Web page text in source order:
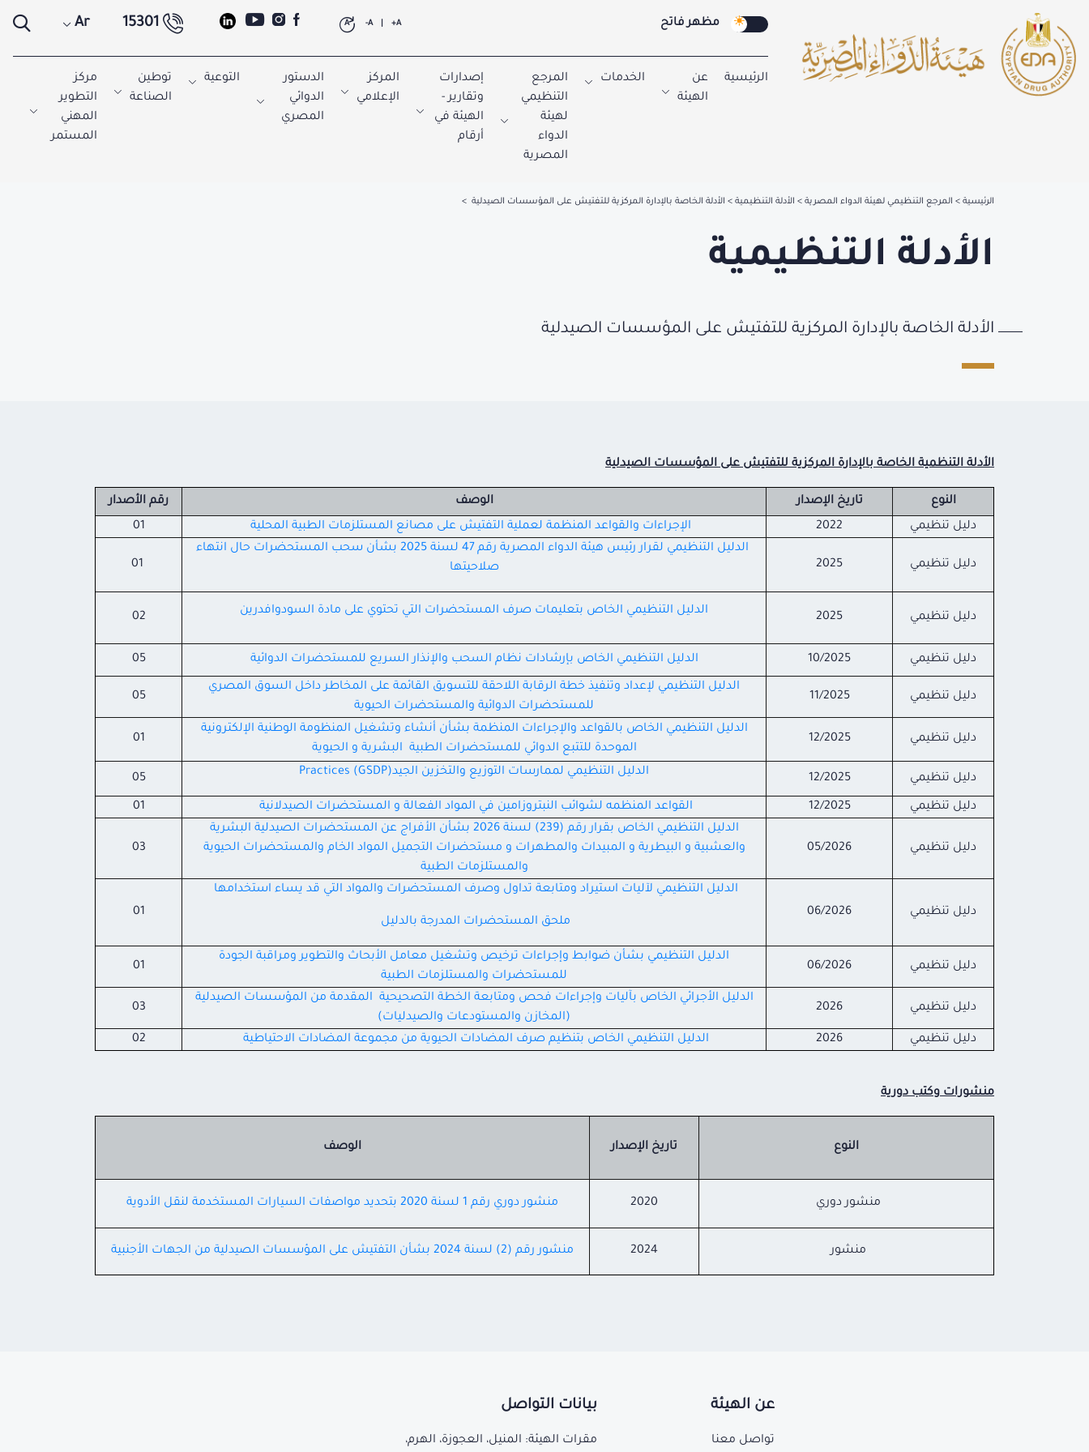
مظهر فاتح A+
A-
A
15301
Ar
الرئيسية
عن
الهيئة
الخدمات
المرجع
التنظيمي
لهيئة
الدواء
المصرية
إصدارات
وتقارير -
الهيئة في
أرقام
المركز
الإعلامي
الدستور
الدوائي
المصري
التوعية
توطين
الصناعة
مركز
التطوير
المهني
المستمر
الرئيسية المرجع التنظيمي لهيئة الدواء المصرية الأدلة التنظيمية الأدلة الخاصة بالإدارة المركزية للتفتيش على المؤسسات الصيدلية
الأدلة التنظيمية
الأدلة الخاصة بالإدارة المركزية للتفتيش على المؤسسات الصيدلية
الأدلة التنظمية الخاصة بالإدارة المركزية للتفتيش على المؤسسات الصيدلية
النوع تاريخ الإصدار الوصف
رقم الأصدار
دليل تنظيمي
2022 الإجراءات والقواعد المنظمة لعملية التفتيش على مصانع المستلزمات الطبية المحلية 01
دليل تنظيمي 2025
الدليل التنظيمي لقرار رئيس هيئة الدواء المصرية رقم 47 لسنة 2025 ﺑﺸﺄن ﺳﺤﺐ اﻟﻤﺴﺘﺤﻀﺮات حال انتهاء
صلاحيتها
دليل تنظيمي 2025 الدليل التنظيمي الخاص بتعليمات صرف المستحضرات التي تحتوي على مادة السودوافدرين 02
دليل تنظيمي 10/2025 الدليل التنظيمي الخاص بإرشادات نظام السحب والإنذار السريع للمستحضرات الدوائية 05
دليل تنظيمي 11/2025
الدليل التنظيمي لإعداد وتنفيذ خطة الرقابة اللاحقة للتسويق القائمة على المخاطر داخل السوق المصري
للمستحضرات الدوائية والمستحضرات الحيوية
05
دليل تنظيمي 12/2025
الدليل التنظيمي الخاص بالقواعد والإجراءات المنظمة بشأن أنشاء وتشغيل المنظومة الوطنية الإلكترونية
الموحدة للتتبع الدوائي للمستحضرات الطبية البشرية و الحيوية
01
دليل تنظيمي 12/2025 الدليل التنظيمي لممارسات التوزيع والتخزين الجيدPractices (GSDP) 05
دليل تنظيمي 12/2025 القواعد المنظمه لشوائب النبتروزامين في المواد الفعالة و المستحضرات الصيدلانية 01
دليل تنظيمي 05/2026
الدليل التنظيمي الخاص بقرار رقم (239) لسنة 2026 بشأن الأفراج عن المستحضرات الصيدلية البشرية
والعشبية و البيطرية و المبيدات والمطهرات و مستحضرات التجميل المواد الخام والمستحضرات الحيوية
والمستلزمات الطبية
03
دليل تنظيمي 06/2026
الدليل التنظيمي لآليات استيراد ومتابعة تداول وصرف المستحضرات والمواد التي قد يساء استخدامها
ملحق المستحضرات المدرجة بالدليل
01
دليل تنظيمي 06/2026
الدليل التنظيمي بشأن ضوابط وإجراءات ترخيص وتشغيل معامل الأبحاث والتطوير ومراقبة الجودة
للمستحضرات والمستلزمات الطبية
01
دليل تنظيمي 2026
الدليل الأجرائي الخاص بآليات وإجراءات فحص ومتابعة الخطة التصحيحية المقدمة من المؤسسات الصيدلية
(المخازن والمستودعات والصيدليات)
03
دليل تنظيمي 2026 الدليل التنظيمي الخاص بتنظيم صرف المضادات الحيوية من مجموعة المضادات الاحتياطية 02
منشورات وكتب دورية
النوع تاريخ الإصدار الوصف
منشور دوري 2020 منشور دوري رقم 1 لسنة 2020 بتحديد مواصفات السيارات المستخدمة لنقل الأدوية
منشور 2024 منشور رقم (2) لسنة 2024 بشأن التفتيش على المؤسسات الصيدلية من الجهات الأجنبية
عن الهيئة
تواصل معنا
بيانات التواصل
مقرات الهيئة: المنيل، العجوزة، الهرم،